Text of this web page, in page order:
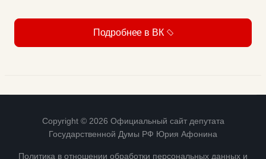
Подробнее в ВК
Copyright © 2026 Официальный сайт депутата
Государственной Думы РФ Юрия Афонина
Политика в отношении обработки персональных данных и